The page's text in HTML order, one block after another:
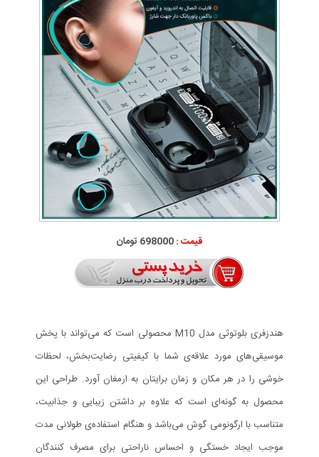
قیمت :698000 تومان
هندزفری بلوتوثی مدل M10 محصولی است که می‌تواند با پخش
موسیقی‌های مورد علاقه‌ی شما با کیفیتی رضایت‌بخش، لحظات
خوشی را در هر مکان و زمان برایتان به ارمغان آورد. طراحی این
محصول به گونه‌ای است که علاوه بر داشتن زیبایی و جذابیت،
متناسب با ارگونومی گوش می‌باشد و هنگام استفاده‌ی طولانی مدت
موجب ایجاد خستگی و احساس ناراحتی برای مصرف کنندگان